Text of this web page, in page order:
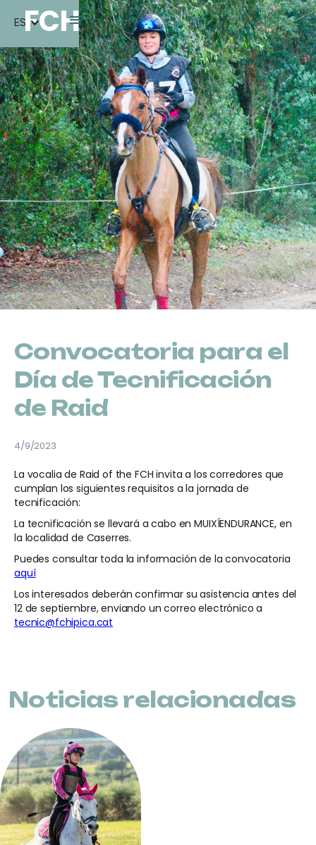
FCH
ES
Convocatoria para el
Día de Tecnificación
de Raid
4/9/2023
La vocalia de Raid of the FCH invita a los corredores que
cumplan los siguientes requisitos a la jornada de
tecnificación:
La tecnificación se llevará a cabo en MUIXÍENDURANCE, en
la localidad de Caserres.
Puedes consultar toda la información de la convocatoria
aquí
Los interesados deberán confirmar su asistencia antes del
12 de septiembre, enviando un correo electrónico a
tecnic@fchipica.cat
Noticias relacionadas